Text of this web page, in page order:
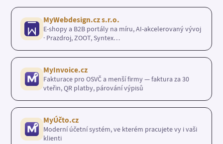
MyWebdesign.cz s.r.o.
E-shopy a B2B portály na míru, AI-akcelerovaný vývoj
· Prazdroj, ZOOT, Syntex…
MyInvoice.cz
Fakturace pro OSVČ a menší firmy — faktura za 30
vteřin, QR platby, párování výpisů
MyÚčto.cz
Moderní účetní systém, ve kterém pracujete vy i vaši
klienti